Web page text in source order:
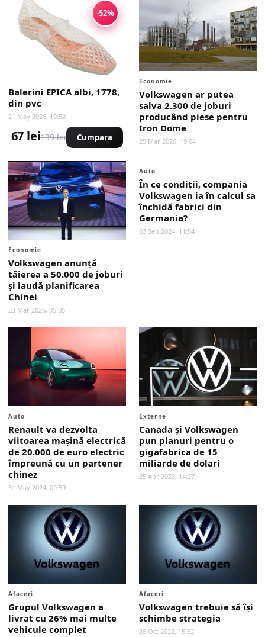
-52%
Balerini EPICA albi, 1778,
din pvc
21 May 2026, 19:52
67 lei139 lei Cumpara
Economie
Volkswagen ar putea
salva 2.300 de joburi
producând piese pentru
Iron Dome
25 Mar 2026, 19:04
Economie
Volkswagen anunță
tăierea a 50.000 de joburi
și laudă planificarea
Chinei
23 Mar 2026, 05:05
Auto
În ce condiţii, compania
Volkswagen ia în calcul sa
închidă fabrici din
Germania?
03 Sep 2024, 11:54
Auto
Renault va dezvolta
viitoarea mașină electrică
de 20.000 de euro electric
împreună cu un partener
chinez
31 May 2024, 09:59
Externe
Canada și Volkswagen
pun planuri pentru o
gigafabrica de 15
miliarde de dolari
25 Apr 2023, 14:27
Afaceri
Grupul Volkswagen a
livrat cu 26% mai multe
vehicule complet
Afaceri
Volkswagen trebuie să își
schimbe strategia
26 Oct 2022, 15:52